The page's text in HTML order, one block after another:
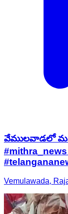
వేములవాడలో మహా
Vemulawada,